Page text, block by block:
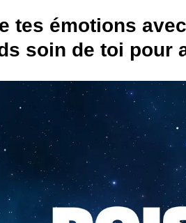
tes émotions
soin de toi pour